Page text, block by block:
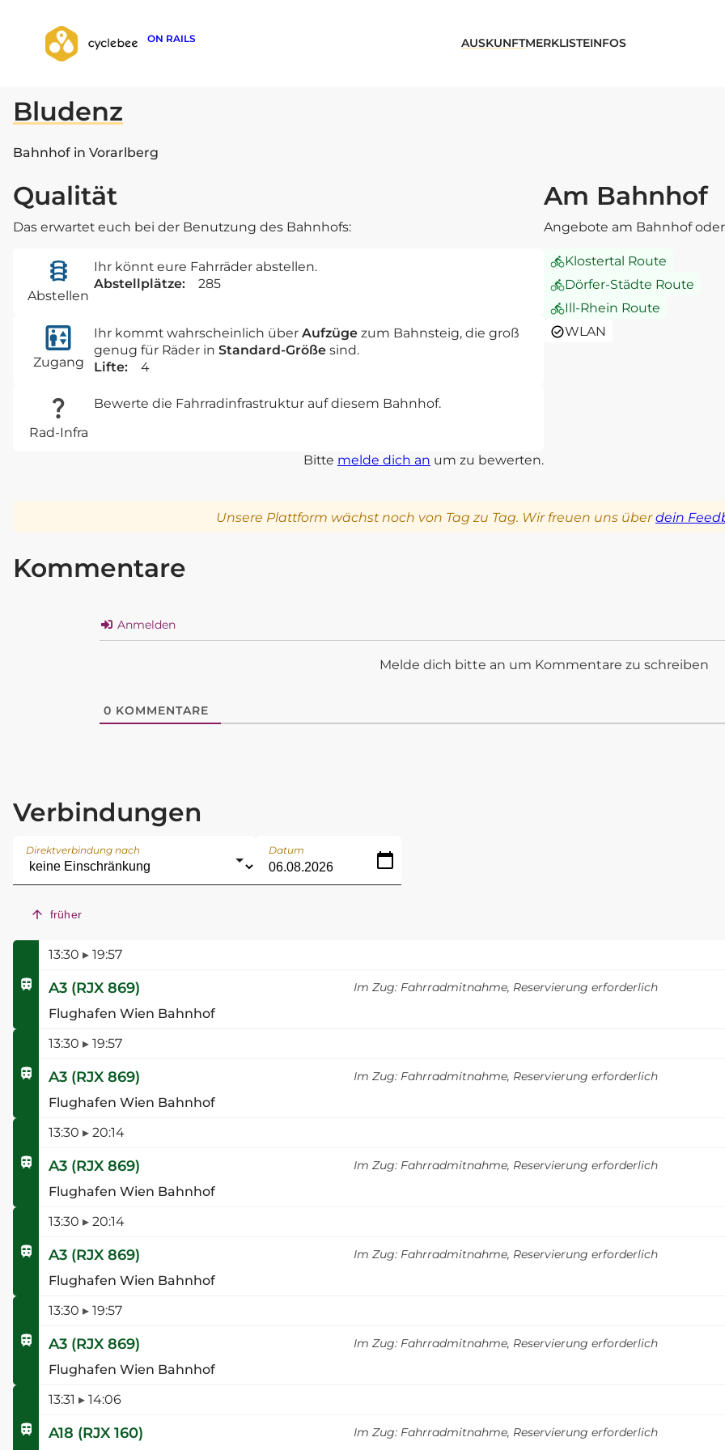
ON RAILS AUSKUNFTMERKLISTEINFOS
zurück zur Suche
Bludenz
Bahnhof in Vorarlberg
Qualität
Das erwartet euch bei der Benutzung des Bahnhofs:
Abstellen
Ihr könnt eure Fahrräder abstellen.
Abstellplätze:
285
Zugang
Ihr kommt wahrscheinlich über Aufzüge zum Bahnsteig, die groß
genug für Räder in Standard-Größe sind.
Lifte:
4
Rad-Infra
Bewerte die Fahrradinfrastruktur auf diesem Bahnhof.
Bitte melde dich an um zu bewerten.
Am Bahnhof
Angebote am Bahnhof
Klostertal Route
Dörfer-Städte Route
Ill-Rhein Route
WLAN
Unsere Plattform wächst noch von Tag zu Tag. Wir freuen uns überdein
Kommentare
Anmelden
Melde dich bitte an um Kommentare zu schreiben
0 KOMMENTARE
Verbindungen
Direktverbindung nach Datum
früher
13:30 ▸ 19:57
A3 (RJX 869)
Flughafen Wien Bahnhof
Im Zug: Fahrradmitnahme, Reservierung erforderlich
13:30 ▸ 19:57
A3 (RJX 869)
Flughafen Wien Bahnhof
Im Zug: Fahrradmitnahme, Reservierung erforderlich
13:30 ▸ 20:14
A3 (RJX 869)
Flughafen Wien Bahnhof
Im Zug: Fahrradmitnahme, Reservierung erforderlich
13:30 ▸ 20:14
A3 (RJX 869)
Flughafen Wien Bahnhof
Im Zug: Fahrradmitnahme, Reservierung erforderlich
13:30 ▸ 19:57
A3 (RJX 869)
Flughafen Wien Bahnhof
Im Zug: Fahrradmitnahme, Reservierung erforderlich
13:31 ▸ 14:06
A18 (RJX 160)
Im Zug: Fahrradmitnahme, Reservierung erforderlich